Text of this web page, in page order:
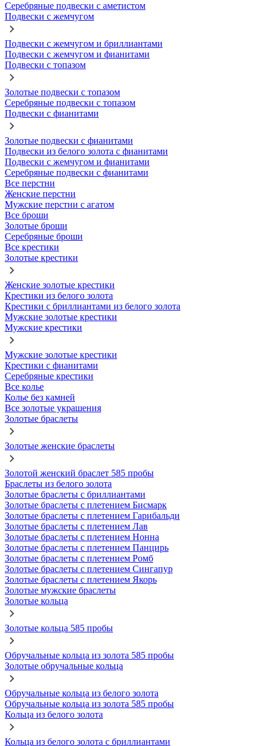
Серебряные подвески с аметистом
Подвески с жемчугом
Подвески с жемчугом и бриллиантами
Подвески с жемчугом и фианитами
Подвески с топазом
Золотые подвески с топазом
Серебряные подвески с топазом
Подвески с фианитами
Золотые подвески с фианитами
Подвески из белого золота с фианитами
Подвески с жемчугом и фианитами
Серебряные подвески с фианитами
Все перстни
Женские перстни
Мужские перстни с агатом
Все броши
Золотые броши
Серебряные броши
Все крестики
Золотые крестики
Женские золотые крестики
Крестики из белого золота
Крестики с бриллиантами из белого золота
Мужские золотые крестики
Мужские крестики
Мужские золотые крестики
Крестики с фианитами
Серебряные крестики
Все колье
Колье без камней
Все золотые украшения
Золотые браслеты
Золотые женские браслеты
Золотой женский браслет 585 пробы
Браслеты из белого золота
Золотые браслеты с бриллиантами
Золотые браслеты с плетением Бисмарк
Золотые браслеты с плетением Гарибальди
Золотые браслеты с плетением Лав
Золотые браслеты с плетением Нонна
Золотые браслеты с плетением Панцирь
Золотые браслеты с плетением Ромб
Золотые браслеты с плетением Сингапур
Золотые браслеты с плетением Якорь
Золотые мужские браслеты
Золотые кольца
Золотые кольца 585 пробы
Обручальные кольца из золота 585 пробы
Золотые обручальные кольца
Обручальные кольца из белого золота
Обручальные кольца из золота 585 пробы
Кольца из белого золота
Кольца из белого золота с бриллиантами